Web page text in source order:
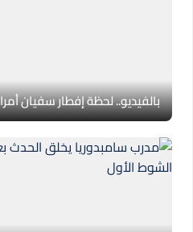
بالفيديو.. لحظة إفطار سفيان